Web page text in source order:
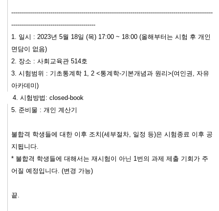
-------------------------------------------------------------------------------------------------------
-------------------------------------------
1. 일시 : 2023년 5월 18일 (목) 17:00 ~ 18:00 (올해부터는 시험 후 개인
면담이 없음)
2. 장소 : 사회교육관 514호
3. 시험범위 : 기초통계학 1, 2 <통계학-기본개념과 원리>(여인권, 자유
아카데미)
4. 시험방법: closed-book
5. 준비물 : 개인 계산기
불합격 학생들에 대한 이후 조치(세부절차, 일정 등)은 시험종료 이후 공
지됩니다.
* 불합격 학생들에 대해서는 재시험이 아닌 1번의 과제 제출 기회가 주
어질 예정입니다. (변경 가능)
끝.